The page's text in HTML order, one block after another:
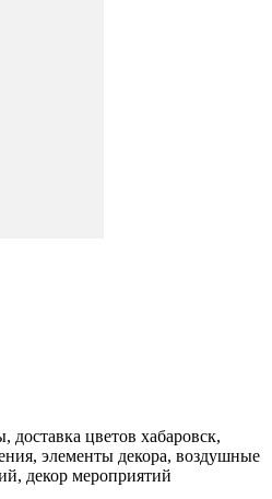
цветов хабаровск,
элементы декора, воздушные
декор мероприятий